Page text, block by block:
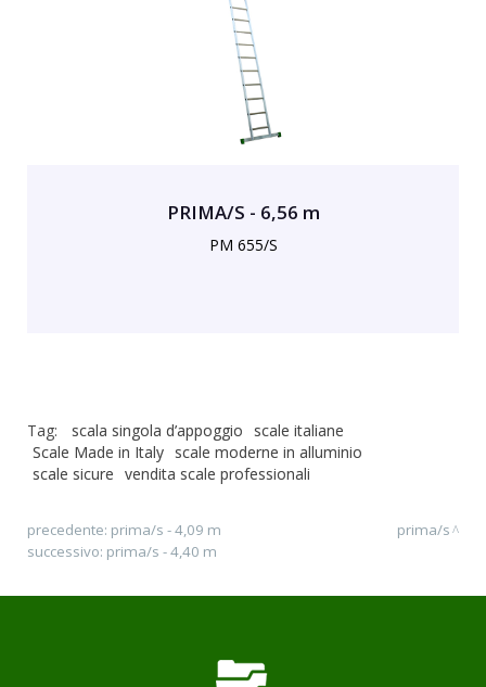
PRIMA/S - 6,56 m
PM 655/S
Tag: scala singola d’appoggio scale italiane
Scale Made in Italy scale moderne in alluminio
scale sicure vendita scale professionali
precedente: prima/s - 4,09 m
successivo: prima/s - 4,40 m
prima/s